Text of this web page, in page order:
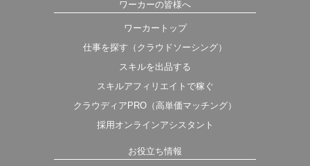
ワーカーの皆様へ
ワーカートップ
仕事を探す（クラウドソーシング）
スキルを出品する
スキルアフィリエイトで稼ぐ
クラウディアPRO（高単価マッチング）
採用オンラインアシスタント
お役立ち情報